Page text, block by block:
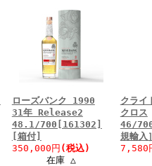
ローズバンク 1990
31年 Release2
48.1/700[161302]
[箱付]
350,000円 (税込)
在庫 △
クライ
クロス
46/
規輸入
7,580